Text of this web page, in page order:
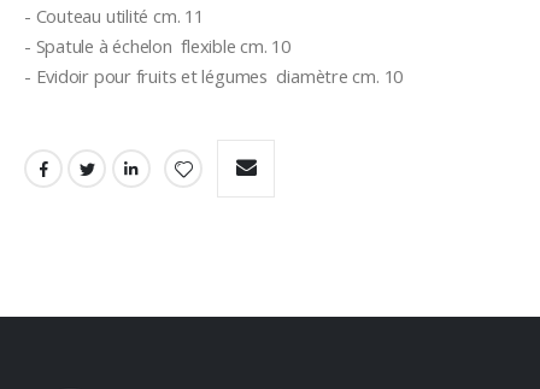
- Couteau utilité cm. 11
- Spatule à échelon  flexible cm. 10
- Evidoir pour fruits et légumes  diamètre cm. 10